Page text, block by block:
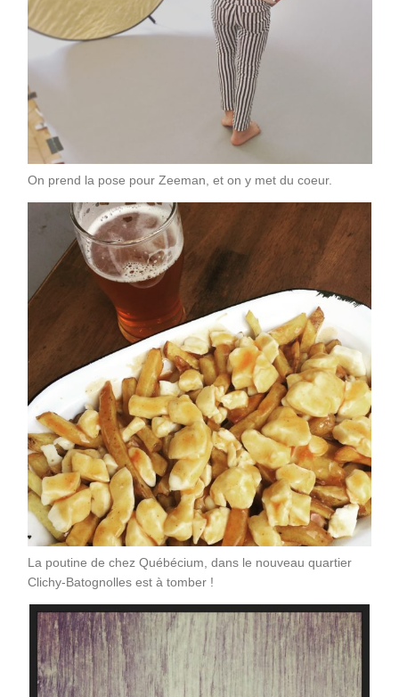
On prend la pose pour Zeeman, et on y met du coeur.
La poutine de chez Québécium, dans le nouveau quartier
Clichy-Batognolles est à tomber !